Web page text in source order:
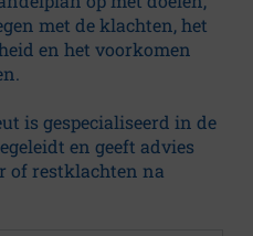
met de klachten, het
en het voorkomen
is gespecialiseerd in de
en geeft advies
of restklachten na